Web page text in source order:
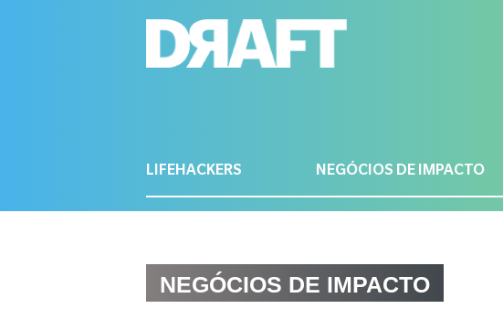
LIFEHACKERS NEGÓCIOS DE IMPACTO
NEGÓCIOS DE IMPACTO